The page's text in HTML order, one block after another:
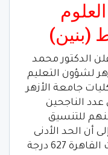
(بنين)
الدكتور محمد
لشؤون التعليم
جامعة الأزهر
عدد الناجحين
تقدم منهم للتنسيق
أن الحد الأدنى
للقبول بكليات طب البنين والبنات القاهرة 627 درجة